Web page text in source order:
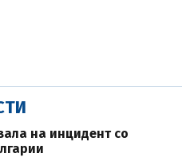
на инцидент со